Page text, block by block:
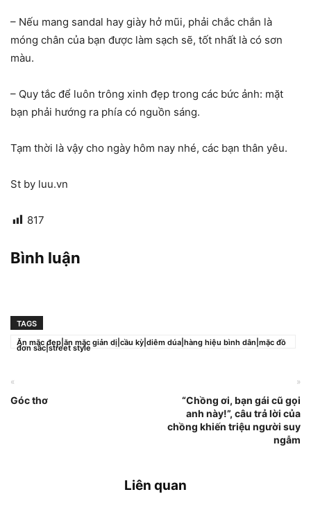
– Nếu mang sandal hay giày hở mũi, phải chắc chắn là
móng chân của bạn được làm sạch sẽ, tốt nhất là có sơn
màu.
– Quy tắc để luôn trông xinh đẹp trong các bức ảnh: mặt
bạn phải hướng ra phía có nguồn sáng.
Tạm thời là vậy cho ngày hôm nay nhé, các bạn thân yêu.
St by luu.vn
817
Bình luận
TAGS
Ăn mặc đẹp|ăn mặc giản dị|cầu kỳ|diêm dúa|hàng hiệu bình dân|mặc đồ
đơn sắc|street style
«
Góc thơ
»
“Chồng ơi, bạn gái cũ gọi
anh này!”, câu trả lời của
chồng khiến triệu người suy
ngẫm
Liên quan